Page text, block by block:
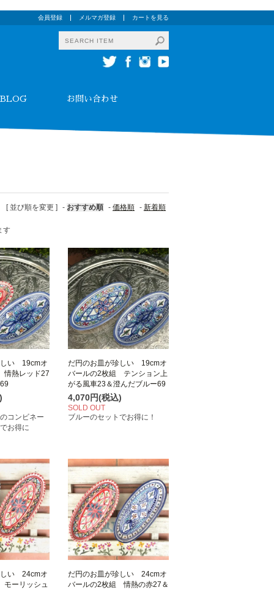
会員登録 メルマガ登録 カートを見る
BLOG お問い合わせ
[ 並び順を変更 ] - おすすめ順 - 価格順 - 新着順
す
しい 19cmオ
熱レッド27
69
コンビネー
お得に
だ円のお皿が珍しい 19cmオ
バールの2枚組 テンション上
がる風車23＆澄んだブルー69
4,070円(税込)
SOLD OUT
ブルーのセットでお得に！
しい 24cmオ
ーリッシュ
だ円のお皿が珍しい 24cmオ
バールの2枚組 情熱の赤27＆